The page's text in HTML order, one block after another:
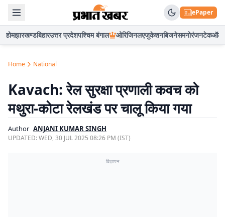
ePaper
होमझारखण्डबिहारउत्तर प्रदेशपश्चिम बंगाल ओरिजिनलएजुकेशनबिजनेसमनोरंजनटेकऑटो
Home National
Kavach: रेल सुरक्षा प्रणाली कवच को
मथुरा-कोटा रेलखंड पर चालू किया गया
Author ANJANI KUMAR SINGH
UPDATED:WED, 30 JUL 2025 08:26 PM (IST)
विज्ञापन